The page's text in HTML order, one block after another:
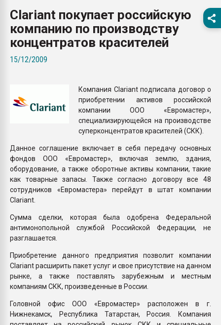
вакуумного
Продам отходы
поликарбоната и АБС-
Armaloy PC/ABS-1IM
Clariant покупает российскую
компанию по производству
концентратов красителей
15/12/2009
Компания Clariant подписала договор о
приобретении активов российской
компании ООО «Евромастер»,
специализирующейся на производстве
суперконцентратов красителей (СКК).
Данное соглашение включает в себя передачу основных
фондов ООО «Евромастер», включая землю, здания,
оборудование, а также оборотные активы компании, такие
как товарные запасы. Также согласно договору все 48
сотрудников «Евромастера» перейдут в штат компании
Clariant.
Сумма сделки, которая была одобрена Федеральной
антимонопольной службой Российской Федерации, не
разглашается.
Приобретение данного предприятия позволит компании
Clariant расширить пакет услуг и свое присутствие на данном
рынке, а также поставлять зарубежным и местным
компаниям СКК, произведенные в России.
Головной офис ООО «Евромастер» расположен в г.
Нижнекамск, Республика Татарстан, Россия. Компания